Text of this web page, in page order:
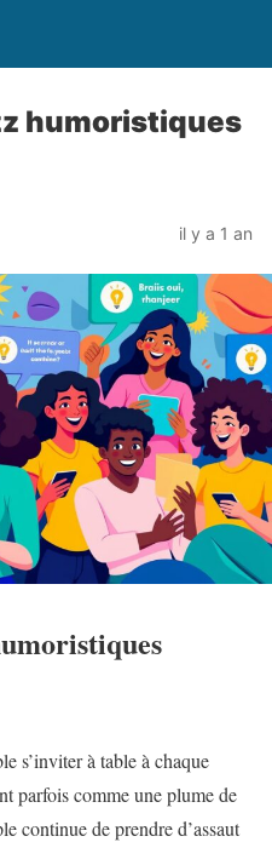
humoristiques
il y a 1 an
s’inviter à table à chaque
parfois comme une plume de
continue de prendre d’assaut